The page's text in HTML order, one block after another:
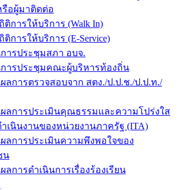
รือผู้มาติดต่อ
การให้บริการ (Walk In)
การให้บริการ (E-Service)
ารประชุมสภา อบจ.
การประชุมคณะผู้บริหารท้องถิ่น
ลการตรวจสอบจาก สตง./ป.ป.ช./ป.ป.ท./
ผลการประเมินคุณธรรมและความโปร่งใส
เนินงานของหน่วยงานภาครัฐ (ITA)
ลการประเมินความพึงพอใจของ
น
ลการดำเนินการเรื่องร้องเรียน